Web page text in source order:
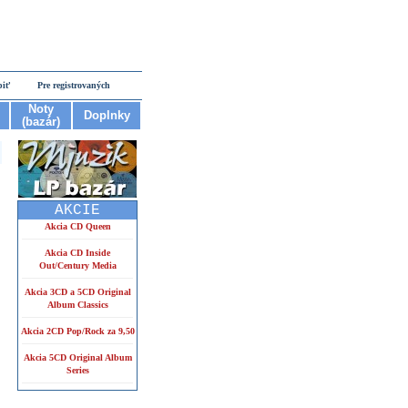
Pre registrovaných
Noty
(bazár)
Doplnky
AKCIE
Akcia CD Queen
Akcia CD Inside
Out/Century Media
Akcia 3CD a 5CD Original
Album Classics
Akcia 2CD Pop/Rock za 9,50
Akcia 5CD Original Album
Series